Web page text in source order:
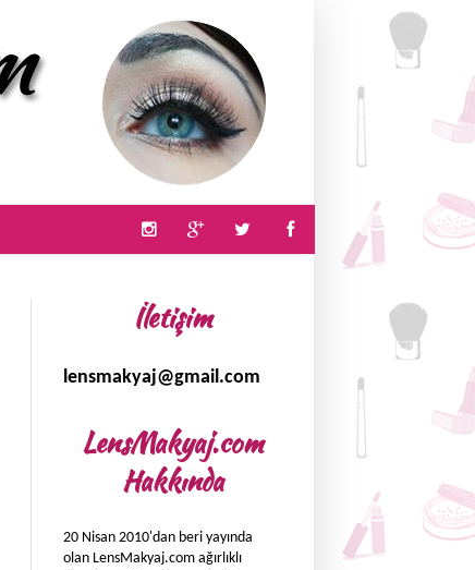
İletişim
lensmakyaj@gmail.com
LensMakyaj.com
Hakkında
20 Nisan 2010'dan beri yayında
olan LensMakyaj.com ağırlıklı